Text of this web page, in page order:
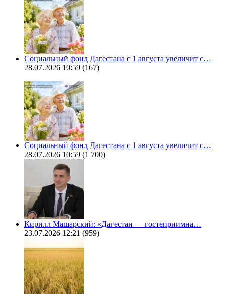
Социальный фонд Дагестана с 1 августа увеличит с…
28.07.2026 10:59 (167)
Социальный фонд Дагестана с 1 августа увеличит с…
28.07.2026 10:59 (1 700)
Кирилл Машарский: «Дагестан — гостеприимна…
23.07.2026 12:21 (959)